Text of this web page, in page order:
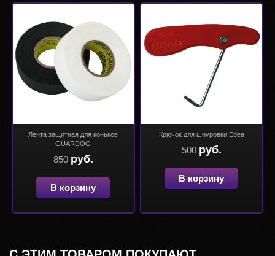
Лента защитная для коньков
GUARDOG
850 руб.
В корзину
Крючок для шнуровки Edea
500 руб.
В корзину